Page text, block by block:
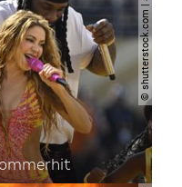
© shutterstock.com | a.ricardo